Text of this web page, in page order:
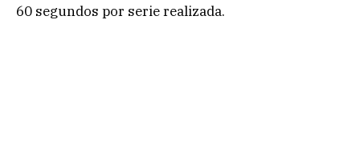
60 segundos por serie realizada.